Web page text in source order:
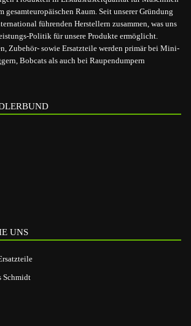
gesamteuropäischen Raum. Seit unserer Gründung
führenden Herstellern zusammen, was uns
Politik für unsere Produkte ermöglicht.
Zubehör- sowie Ersatzteile werden primär bei Mini-
Bobcats als auch bei Raupendumpern
UNS
Schmidt